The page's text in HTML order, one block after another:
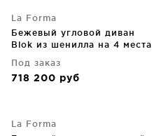
La Forma
Бежевый угловой диван
Blok из шенилла на 4 места
Под заказ
718 200 руб
La Forma